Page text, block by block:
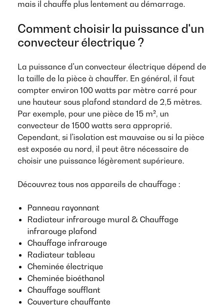
mais il chauffe plus lentement au démarrage.
Comment choisir la puissance d'un
convecteur électrique ?
La puissance d'un convecteur électrique dépend de
la taille de la pièce à chauffer. En général, il faut
compter environ 100 watts par mètre carré pour
une hauteur sous plafond standard de 2,5 mètres.
Par exemple, pour une pièce de 15 m², un
convecteur de 1500 watts sera approprié.
Cependant, si l'isolation est mauvaise ou si la pièce
est exposée au nord, il peut être nécessaire de
choisir une puissance légèrement supérieure.
Découvrez tous nos appareils de chauffage :
Panneau rayonnant
Radiateur infrarouge mural & Chauffage
infrarouge plafond
Chauffage infrarouge
Radiateur tableau
Cheminée électrique
Cheminée bioéthanol
Chauffage soufflant
Couverture chauffante